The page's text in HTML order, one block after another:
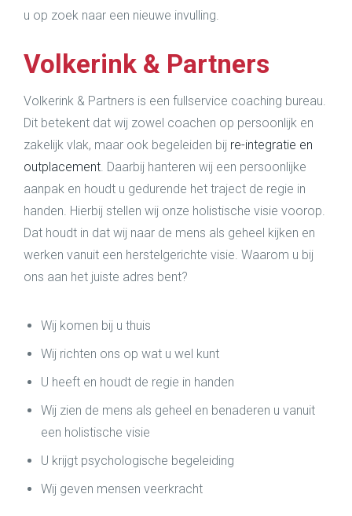
u op zoek naar een nieuwe invulling.
Volkerink & Partners
Volkerink & Partners is een fullservice coaching bureau.
Dit betekent dat wij zowel coachen op persoonlijk en
zakelijk vlak, maar ook begeleiden bij re-integratie en
outplacement. Daarbij hanteren wij een persoonlijke
aanpak en houdt u gedurende het traject de regie in
handen. Hierbij stellen wij onze holistische visie voorop.
Dat houdt in dat wij naar de mens als geheel kijken en
werken vanuit een herstelgerichte visie. Waarom u bij
ons aan het juiste adres bent?
Wij komen bij u thuis
Wij richten ons op wat u wel kunt
U heeft en houdt de regie in handen
Wij zien de mens als geheel en benaderen u vanuit
een holistische visie
U krijgt psychologische begeleiding
Wij geven mensen veerkracht